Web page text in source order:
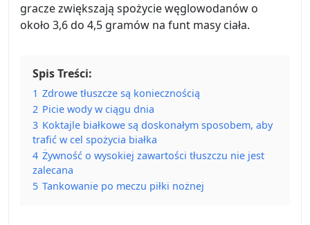
gracze zwiększają spożycie węglowodanów o
około 3,6 do 4,5 gramów na funt masy ciała.
Spis Treści:
1 Zdrowe tłuszcze są koniecznością
2 Picie wody w ciągu dnia
3 Koktajle białkowe są doskonałym sposobem, aby
trafić w cel spożycia białka
4 Żywność o wysokiej zawartości tłuszczu nie jest
zalecana
5 Tankowanie po meczu piłki nożnej